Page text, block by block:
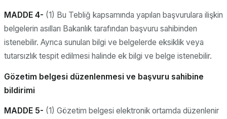
MADDE 4- (1) Bu Tebliğ kapsamında yapılan başvurulara ilişkin
belgelerin asılları Bakanlık tarafından başvuru sahibinden
istenebilir. Ayrıca sunulan bilgi ve belgelerde eksiklik veya
tutarsızlık tespit edilmesi halinde ek bilgi ve belge istenebilir.
Gözetim belgesi düzenlenmesi ve başvuru sahibine
bildirimi
MADDE 5- (1) Gözetim belgesi elektronik ortamda düzenlenir